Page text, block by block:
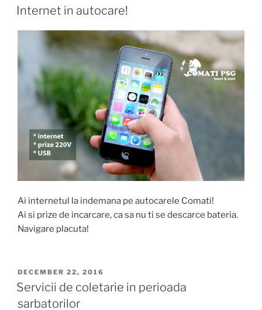
ON
Internet in autocare!
Ai internetul la indemana pe autocarele Comati!
Ai si prize de incarcare, ca sa nu ti se descarce bateria.
Navigare placuta!
POSTED
ON
DECEMBER 22, 2016
Servicii de coletarie in perioada
sarbatorilor